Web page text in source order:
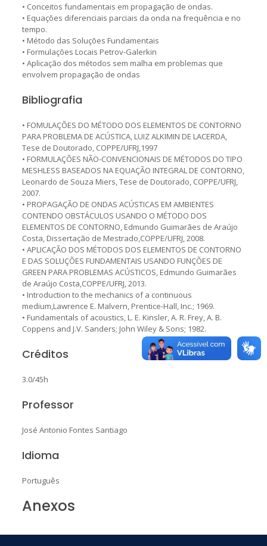
• Conceitos fundamentais em propagação de ondas.
• Equações diferenciais parciais da onda na frequência e no
tempo.
• Método das Soluções Fundamentais
• Formulações Locais Petrov-Galerkin
• Aplicação dos métodos sem malha em problemas que
envolvem propagação de ondas
Bibliografia
• FOMULAÇÕES DO MÉTODO DOS ELEMENTOS DE CONTORNO
PARA PROBLEMA DE ACÚSTICA, LUIZ ALKIMIN DE LACERDA,
Tese de Doutorado, COPPE/UFRJ,1997
• FORMULAÇÕES NÃO-CONVENCIONAIS DE MÉTODOS DO TIPO
MESHLESS BASEADOS NA EQUAÇÃO INTEGRAL DE CONTORNO,
Leonardo de Souza Miers, Tese de Doutorado, COPPE/UFRJ,
2007.
• PROPAGAÇÃO DE ONDAS ACÚSTICAS EM AMBIENTES
CONTENDO OBSTÁCULOS USANDO O MÉTODO DOS
ELEMENTOS DE CONTORNO, Edmundo Guimarães de Araújo
Costa, Dissertação de Mestrado,COPPE/UFRJ, 2008.
• APLICAÇÃO DOS MÉTODOS DOS ELEMENTOS DE CONTORNO
E DAS SOLUÇÕES FUNDAMENTAIS USANDO FUNÇÕES DE
GREEN PARA PROBLEMAS ACÚSTICOS, Edmundo Guimarães
de Araújo Costa,COPPE/UFRJ, 2013.
• Introduction to the mechanics of a continuous
medium,Lawrence E. Malvern, Prentice-Hall, Inc.; 1969.
• Fundamentals of acoustics, L. E. Kinsler, A. R. Frey, A. B.
Coppens and J.V. Sanders; John Wiley & Sons; 1982.
Créditos
3.0/45h
Professor
José Antonio Fontes Santiago
Idioma
Português
Anexos